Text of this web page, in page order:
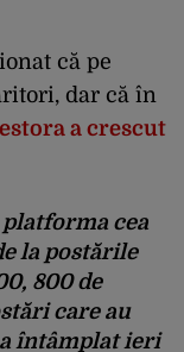
că pe
dar că în
a crescut
platforma cea
la postările
800 de
care au
întâmplat ieri